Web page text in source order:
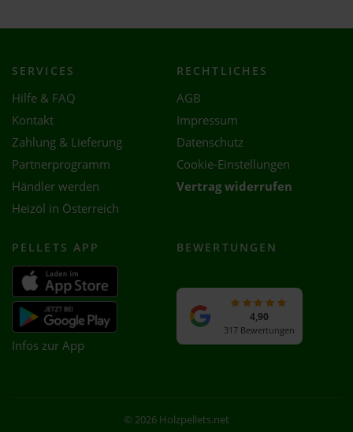
SERVICES
Hilfe & FAQ
Kontakt
Zahlung & Lieferung
Partnerprogramm
Händler werden
Heizöl in Österreich
RECHTLICHES
AGB
Impressum
Datenschutz
Cookie-Einstellungen
Vertrag widerrufen
PELLETS APP
Infos zur App
BEWERTUNGEN
4,90
317 Bewertungen
© 2026 Holzpellets.net